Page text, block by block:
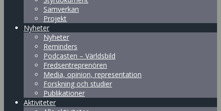
Samverkan
Projekt
Nyheter
Nyheter
Reminders
Podcasten – Världsbild
Fredsentreprenören
Media, opinion, representation
Forskning och studier
Publikationer
Aktiviteter